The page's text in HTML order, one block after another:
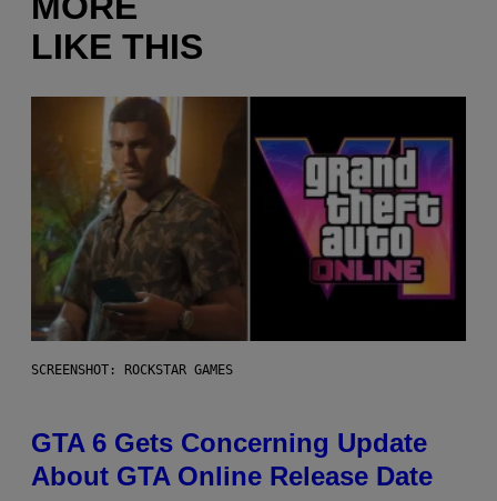
LIKE THIS
SCREENSHOT: ROCKSTAR GAMES
GTA 6 Gets Concerning Update
About GTA Online Release Date